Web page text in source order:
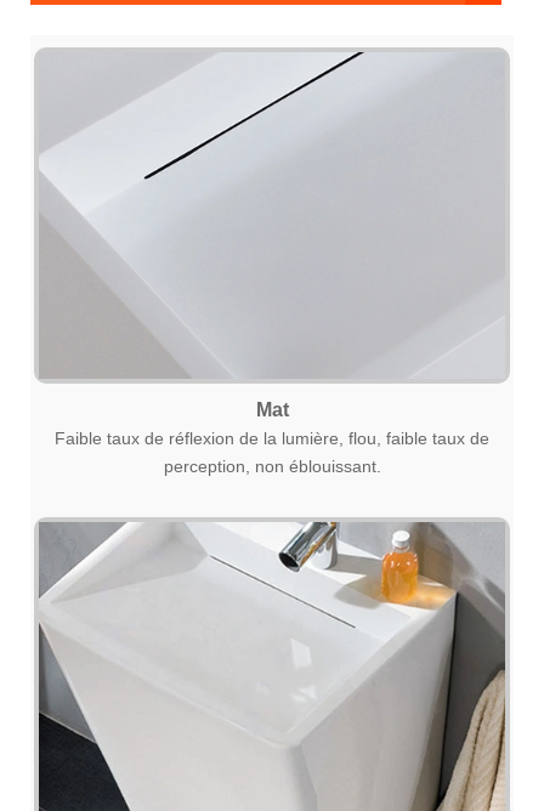
Mat
Faible taux de réflexion de la lumière, flou, faible taux de
perception, non éblouissant.